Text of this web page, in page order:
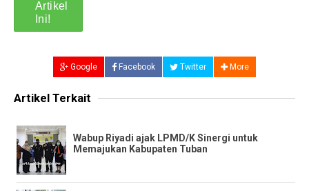
Google Facebook Twitter More
Artikel Terkait
Wabup Riyadi ajak LPMD/K Sinergi untuk
Memajukan Kabupaten Tuban